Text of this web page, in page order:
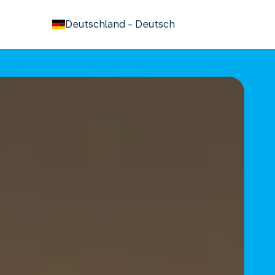
Deutschland - Deutsch
keyboard_arrow_down